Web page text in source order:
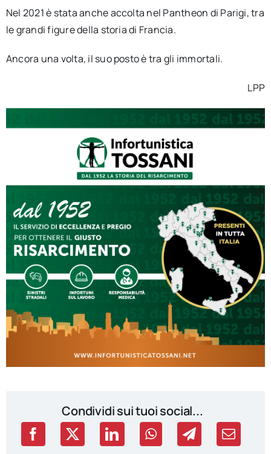
Nel 2021 è stata anche accolta nel Pantheon di Parigi, tra
le grandi figure della storia di Francia.
Ancora una volta, il suo posto è tra gli immortali.
LPP
Condividi sui tuoi social...